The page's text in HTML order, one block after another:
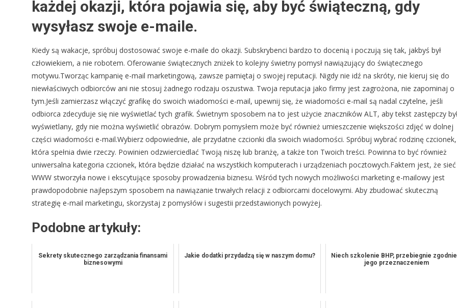
każdej okazji, która pojawia się, aby być świąteczną, gdy
wysyłasz swoje e-maile.
Kiedy są wakacje, spróbuj dostosować swoje e-maile do okazji. Subskrybenci bardzo to docenią i poczują się tak, jakbyś był
człowiekiem, a nie robotem. Oferowanie świątecznych zniżek to kolejny świetny pomysł nawiązujący do świątecznego
motywu.Tworząc kampanię e-mail marketingową, zawsze pamiętaj o swojej reputacji. Nigdy nie idź na skróty, nie kieruj się do
niewłaściwych odbiorców ani nie stosuj żadnego rodzaju oszustwa. Twoja reputacja jako firmy jest zagrożona, nie zapominaj o
tym.Jeśli zamierzasz włączyć grafikę do swoich wiadomości e-mail, upewnij się, że wiadomości e-mail są nadal czytelne, jeśli
odbiorca zdecyduje się nie wyświetlać tych grafik. Świetnym sposobem na to jest użycie znaczników ALT, aby tekst zastępczy
wyświetlany, gdy nie można wyświetlić obrazów. Dobrym pomysłem może być również umieszczenie większości zdjęć w dolnej
części wiadomości e-mail.Wybierz odpowiednie, ale przydatne czcionki dla swoich wiadomości. Spróbuj wybrać rodzinę czcionek,
która spełnia dwie rzeczy. Powinien odzwierciedlać Twoją niszę lub branżę, a także ton Twoich treści. Powinna to być również
uniwersalna kategoria czcionek, która będzie działać na wszystkich komputerach i urządzeniach pocztowych.Faktem jest, że sieć
WWW stworzyła nowe i ekscytujące sposoby prowadzenia biznesu. Wśród tych nowych możliwości marketing e-mailowy jest
prawdopodobnie najlepszym sposobem na nawiązanie trwałych relacji z odbiorcami docelowymi. Aby zbudować skuteczną
strategię e-mail marketingu, skorzystaj z pomysłów i sugestii przedstawionych powyżej.
Podobne artykuły:
Sekrety skutecznego zarządzania finansami
biznesowymi
Jakie dodatki przydadzą się w naszym domu?
Niech szkolenie BHP, przebiegnie
jego przeznaczeniem